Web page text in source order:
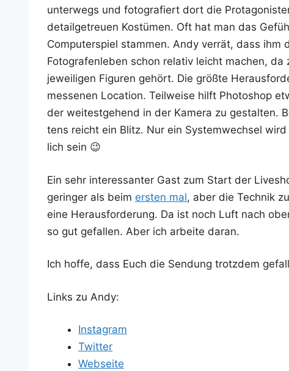
unter­wegs und foto­gra­fiert dort die
detail­ge­treu­en Kos­tü­men. Oft hat man das
Com­pu­ter­spiel stam­men. Andy ver­rät, dass ihm
Foto­gra­fen­le­ben schon rela­tiv leicht machen,
jewei­li­gen Figu­ren gehört. Die größ­te
mes­se­nen Loca­ti­on. Teil­wei­se hilft Pho­to­shop
der wei­test­ge­hend in der Kame­ra zu gestal­ten.
tens reicht ein Blitz. Nur ein Sys­tem­wech­sel
lich sein 😉
Ein sehr inter­es­san­ter Gast zum Start der
gerin­ger als beim ers­ten mal, aber die Tech­nik
eine Her­aus­for­de­rung. Da ist noch Luft nach
so gut gefal­len. Aber ich arbei­te daran.
Ich hof­fe, dass Euch die Sen­dung trotz­dem
Links zu Andy:
Insta­gram
Twit­ter
Web­sei­te